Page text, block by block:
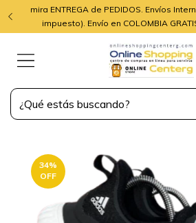
mira ENTREGA de PEDIDOS. Envíos
impuesto). Envío en COLOMBIA
34%
OFF